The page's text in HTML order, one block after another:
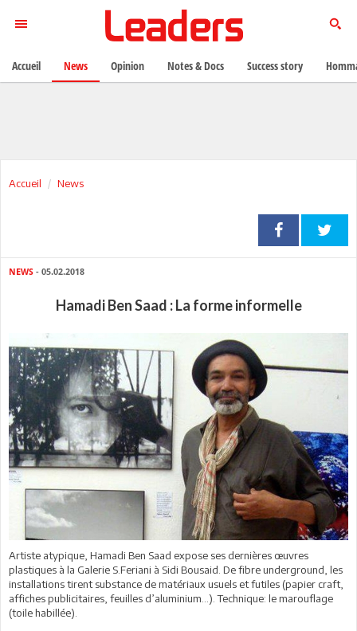
Accueil News
NEWS - 05.02.2018
Hamadi Ben Saad : La forme informelle
Artiste atypique, Hamadi Ben Saad expose ses dernières œuvres
plastiques à la Galerie S.Feriani à Sidi Bousaid. De fibre underground, les
installations tirent substance de matériaux usuels et futiles (papier craft,
affiches publicitaires, feuilles d’aluminium…). Technique: le marouflage
(toile habillée).
Accueil News Opinion Notes & Docs Success story